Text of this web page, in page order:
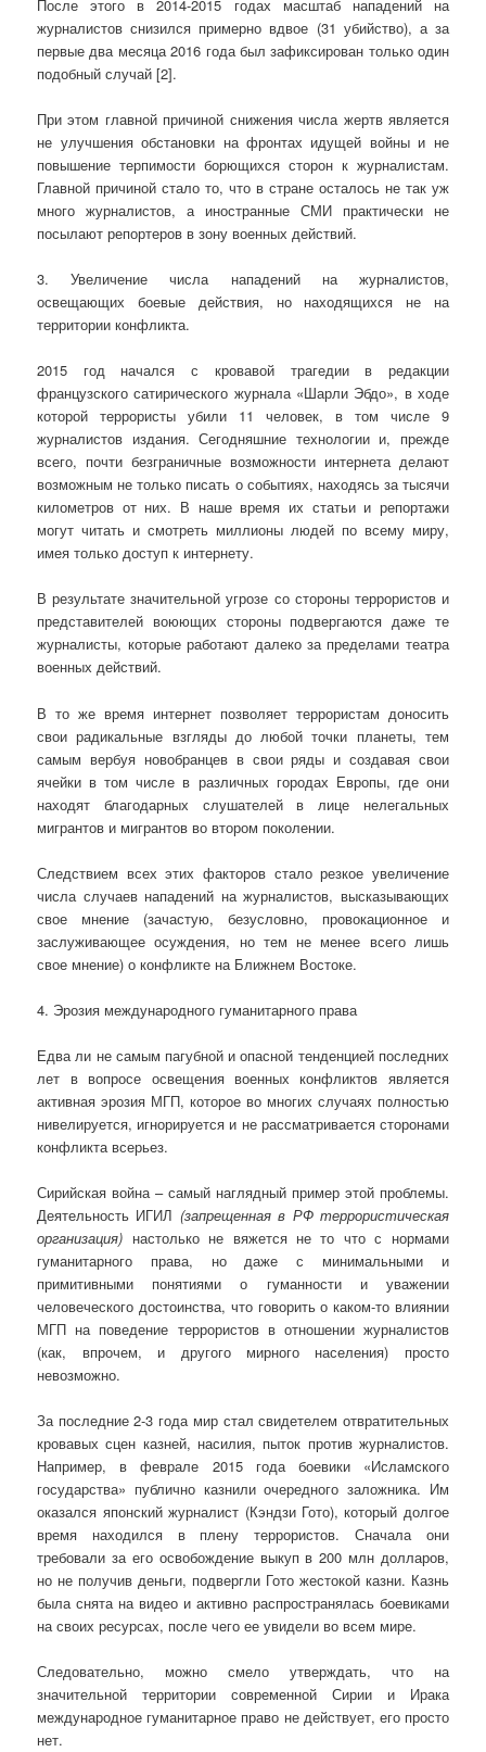
После этого в 2014-2015 годах масштаб нападений на
журналистов снизился примерно вдвое (31 убийство), а за
первые два месяца 2016 года был зафиксирован только один
подобный случай [2].
При этом главной причиной снижения числа жертв является
не улучшения обстановки на фронтах идущей войны и не
повышение терпимости борющихся сторон к журналистам.
Главной причиной стало то, что в стране осталось не так уж
много журналистов, а иностранные СМИ практически не
посылают репортеров в зону военных действий.
3. Увеличение числа нападений на журналистов,
освещающих боевые действия, но находящихся не на
территории конфликта.
2015 год начался с кровавой трагедии в редакции
французского сатирического журнала «Шарли Эбдо», в ходе
которой террористы убили 11 человек, в том числе 9
журналистов издания. Сегодняшние технологии и, прежде
всего, почти безграничные возможности интернета делают
возможным не только писать о событиях, находясь за тысячи
километров от них. В наше время их статьи и репортажи
могут читать и смотреть миллионы людей по всему миру,
имея только доступ к интернету.
В результате значительной угрозе со стороны террористов и
представителей воюющих стороны подвергаются даже те
журналисты, которые работают далеко за пределами театра
военных действий.
В то же время интернет позволяет террористам доносить
свои радикальные взгляды до любой точки планеты, тем
самым вербуя новобранцев в свои ряды и создавая свои
ячейки в том числе в различных городах Европы, где они
находят благодарных слушателей в лице нелегальных
мигрантов и мигрантов во втором поколении.
Следствием всех этих факторов стало резкое увеличение
числа случаев нападений на журналистов, высказывающих
свое мнение (зачастую, безусловно, провокационное и
заслуживающее осуждения, но тем не менее всего лишь
свое мнение) о конфликте на Ближнем Востоке.
4. Эрозия международного гуманитарного права
Едва ли не самым пагубной и опасной тенденцией последних
лет в вопросе освещения военных конфликтов является
активная эрозия МГП, которое во многих случаях полностью
нивелируется, игнорируется и не рассматривается сторонами
конфликта всерьез.
Сирийская война – самый наглядный пример этой проблемы.
Деятельность ИГИЛ (запрещенная в РФ террористическая
организация) настолько не вяжется не то что с нормами
гуманитарного права, но даже с минимальными и
примитивными понятиями о гуманности и уважении
человеческого достоинства, что говорить о каком-то влиянии
МГП на поведение террористов в отношении журналистов
(как, впрочем, и другого мирного населения) просто
невозможно.
За последние 2-3 года мир стал свидетелем отвратительных
кровавых сцен казней, насилия, пыток против журналистов.
Например, в феврале 2015 года боевики «Исламского
государства» публично казнили очередного заложника. Им
оказался японский журналист (Кэндзи Гото), который долгое
время находился в плену террористов. Сначала они
требовали за его освобождение выкуп в 200 млн долларов,
но не получив деньги, подвергли Гото жестокой казни. Казнь
была снята на видео и активно распространялась боевиками
на своих ресурсах, после чего ее увидели во всем мире.
Следовательно, можно смело утверждать, что на
значительной территории современной Сирии и Ирака
международное гуманитарное право не действует, его просто
нет.